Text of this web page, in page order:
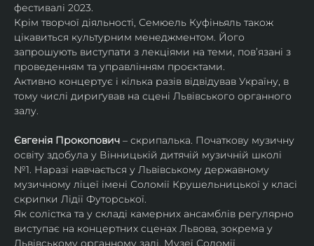
фестивалі 2023.
Крім творчої діяльності, Семюель Куфіньяль також
цікавиться культурним менеджментом. Його
запрошують виступати з лекціями на теми, пов’язані з
проведенням та управлінням проєктами.
Активно концертує і кілька разів відвідував Україну, в
тому числі дириґував на сцені Львівського органного
залу.
Євгенія Прокопович – скрипалька. Початкову музичну
освіту здобула у Вінницькій дитячій музичній школі
№1. Наразі навчається у Львівському державному
музичному ліцеї імені Соломії Крушельницької у класі
скрипки Лідії Футорської.
Як солістка та у складі камерних ансамблів регулярно
виступає на концертних сценах Львова, зокрема у
Львівському органному залі, Музеї Соломії